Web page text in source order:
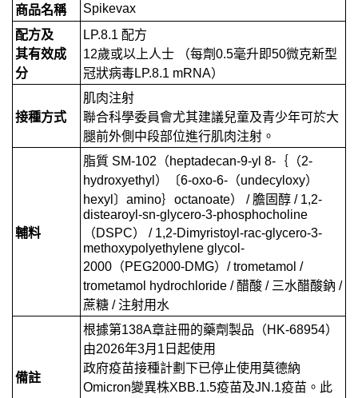
商品名稱
Spikevax
配方及
其有效成
分
LP.8.1 配方
12歲或以上人士 （每劑0.5毫升即50微克新型
冠狀病毒LP.8.1 mRNA）
接種方式
肌肉注射
聯合科學委員會尤其建議兒童及青少年可於大
腿前外側中段部位進行肌肉注射。
輔料
脂質 SM-102（heptadecan-9-yl 8-｛（2-
hydroxyethyl）〔6-oxo-6-（undecyloxy）
hexyl〕amino｝octanoate） / 膽固醇 / 1,2-
distearoyl-sn-glycero-3-phosphocholine
（DSPC） / 1,2-Dimyristoyl-rac-glycero-3-
methoxypolyethylene glycol-
2000（PEG2000-DMG）/ trometamol /
trometamol hydrochloride / 醋酸 / 三水醋酸鈉 /
蔗糖 / 注射用水
備註
根據第138A章註冊的藥劑製品（HK-68954）
由2026年3月 1 日起使用
政府疫苗接種計劃下已停止使用 莫德納
Omicron變異株XBB.1.5疫苗及JN.1疫苗 。此